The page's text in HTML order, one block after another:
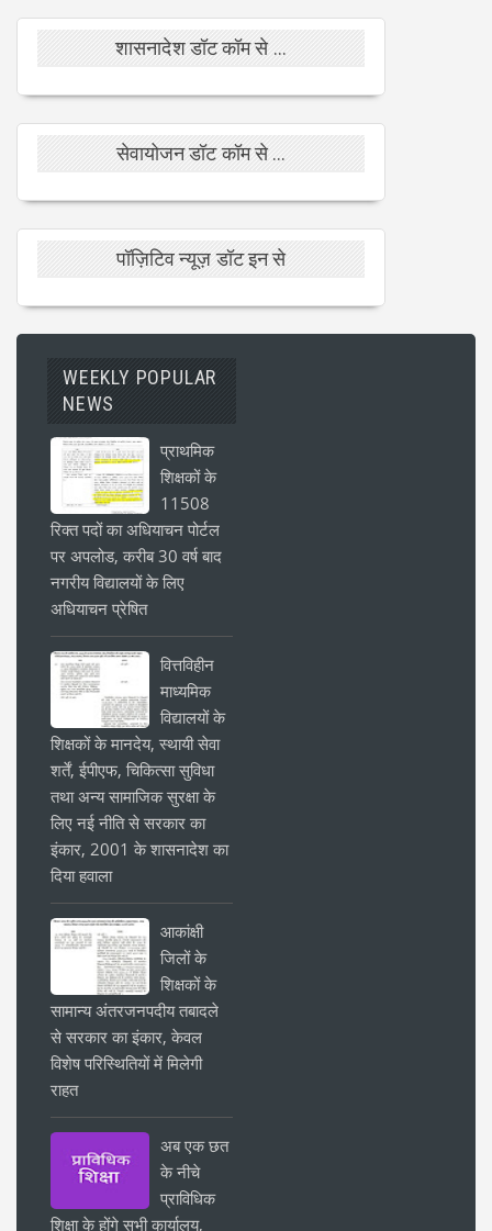
शासनादेश डॉट कॉम से ...
सेवायोजन डॉट कॉम से ...
पॉज़िटिव न्यूज़ डॉट इन से
WEEKLY POPULAR
NEWS
प्राथमिक
शिक्षकों के
11508
रिक्त पदों का अधियाचन पोर्टल
पर अपलोड, करीब 30 वर्ष बाद
नगरीय विद्यालयों के लिए
अधियाचन प्रेषित
वित्तविहीन
माध्यमिक
विद्यालयों के
शिक्षकों के मानदेय, स्थायी सेवा
शर्तें, ईपीएफ, चिकित्सा सुविधा
तथा अन्य सामाजिक सुरक्षा के
लिए नई नीति से सरकार का
इंकार, 2001 के शासनादेश का
दिया हवाला
आकांक्षी
जिलों के
शिक्षकों के
सामान्य अंतरजनपदीय तबादले
से सरकार का इंकार, केवल
विशेष परिस्थितियों में मिलेगी
राहत
अब एक छत
के नीचे
प्राविधिक
शिक्षा के होंगे सभी कार्यालय,